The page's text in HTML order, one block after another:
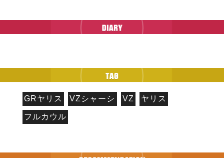
GRヤリス VZシャーシ VZ ヤリス
フルカウル